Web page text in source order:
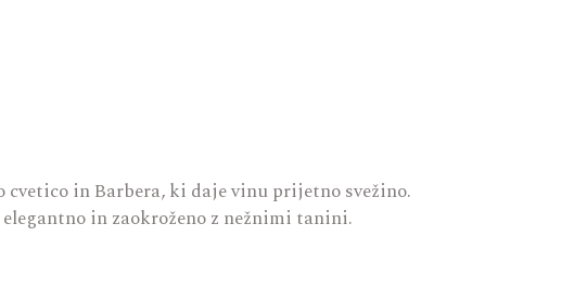
cvetico in Barbera, ki daje vinu prijetno svežino.
in zaokroženo z nežnimi tanini.